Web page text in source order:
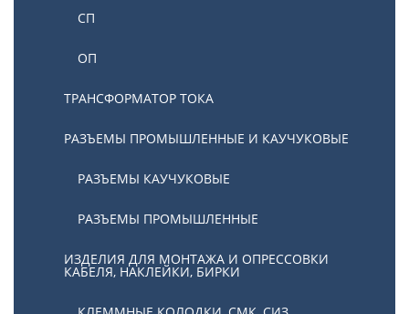
СП
ОП
ТРАНСФОРМАТОР ТОКА
РАЗЪЕМЫ ПРОМЫШЛЕННЫЕ И КАУЧУКОВЫЕ
РАЗЪЕМЫ КАУЧУКОВЫЕ
РАЗЪЕМЫ ПРОМЫШЛЕННЫЕ
ИЗДЕЛИЯ ДЛЯ МОНТАЖА И ОПРЕССОВКИ
КАБЕЛЯ, НАКЛЕЙКИ, БИРКИ